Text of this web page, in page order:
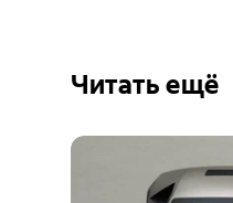
Читать ещё